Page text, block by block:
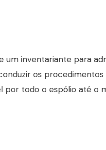
um inventariante para
os procedimentos
por todo o espólio até o